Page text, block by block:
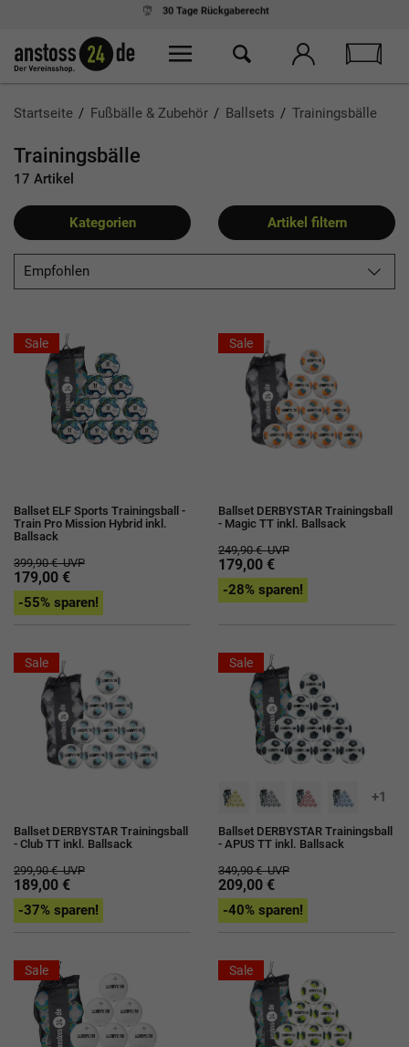
Ab 75,- € Einkaufkostenloser Versand
Startseite Fußbälle & Zubehör Ballsets Trainingsbälle
Trainingsbälle
17 Artikel
Kategorien Artikel filtern
Empfohlen
Sale
Ballset ELF Sports Trainingsball -
Train Pro Mission Hybrid inkl.
Ballsack
399,90 €UVP
179,00 €
-55% sparen!
Sale
Ballset DERBYSTAR Trainingsball
- Magic TT inkl. Ballsack
249,90 €UVP
179,00 €
-28% sparen!
Sale
Ballset DERBYSTAR Trainingsball
- Club TT inkl. Ballsack
299,90 €UVP
189,00 €
-37% sparen!
Sale
+1
Ballset DERBYSTAR Trainingsball
- APUS TT inkl. Ballsack
349,90 €UVP
209,00 €
-40% sparen!
Sale Sale